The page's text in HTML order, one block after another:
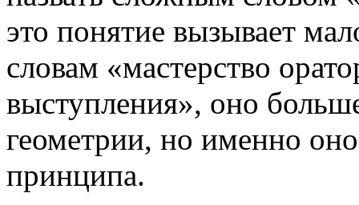
это понятие вызывает
словам «мастерство
выступления», оно
геометрии, но именно
принципа.